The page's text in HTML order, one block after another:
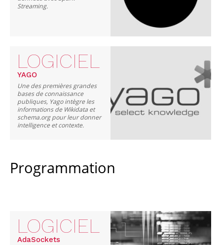
Streaming.
LOGICIEL
YAGO
Une des premières grandes
bases de connaissance
publiques, Yago intègre les
informations de Wikidata et
schema.org pour leur donner
intelligence et contexte.
Programmation
LOGICIEL
AdaSockets